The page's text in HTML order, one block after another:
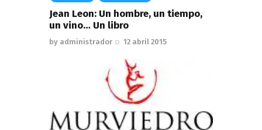
Jean Leon: Un hombre, un tiempo,
un vino… Un libro
by administrador 12 abril 2015